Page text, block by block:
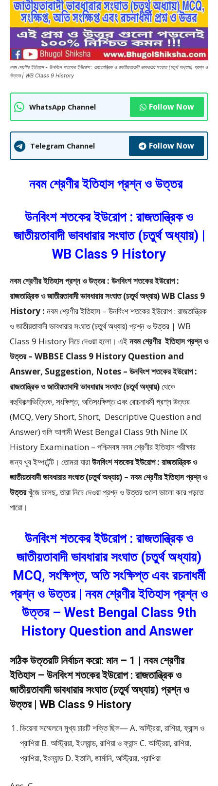
নবম শ্রেণীর ইতিহাস - উনবিংশ শতকের ইউরোপ : রাজতান্ত্রিক ও জাতীয়তাবাদী ভাবধারার সংঘাত (চতুর্থ অধ্যায়) প্রশ্ন ও
উত্তর | WB Class 9 History
WhatsApp Channel Follow Now
Telegram Channel Follow Now
নবম শ্রেণীর ইতিহাস প্রশ্ন ও উত্তর
উনবিংশ শতকের ইউরোপ : রাজতান্ত্রিক ও
জাতীয়তাবাদী ভাবধারার সংঘাত (চতুর্থ অধ্যায়) |
WB Class 9 History
নবম শ্রেণীর ইতিহাস প্রশ্ন ও উত্তর : উনবিংশ শতকের ইউরোপ :
রাজতান্ত্রিক ও জাতীয়তাবাদী ভাবধারার সংঘাত (চতুর্থ অধ্যায়) WB Class 9
History : নবম শ্রেণীর ইতিহাস – উনবিংশ শতকের ইউরোপ : রাজতান্ত্রিক
ও জাতীয়তাবাদী ভাবধারার সংঘাত (চতুর্থ অধ্যায়) প্রশ্ন ও উত্তর | WB
Class 9 Historyনিচে দেওয়া হলো। এইনবম শ্রেণীর ইতিহাস প্রশ্ন ও
উত্তর – WBBSE Class 9 History Question and
Answer, Suggestion, Notes – উনবিংশ শতকের ইউরোপ :
রাজতান্ত্রিক ও জাতীয়তাবাদী ভাবধারার সংঘাত (চতুর্থ অধ্যায়)থেকে
বহুবিকল্পভিত্তিক, সংক্ষিপ্ত, অতিসংক্ষিপ্ত এবং রোচনাধর্মী প্রশ্ন উত্তর
(MCQ, Very Short, Short, Descriptive Question and
Answer)গুলি আগামী West Bengal Class 9th Nine IX
History Examination – পশ্চিমবঙ্গ নবম শ্রেণীর ইতিহাস পরীক্ষার
জন্য খুব ইম্পর্টেন্ট। তোমরা যারাউনবিংশ শতকের ইউরোপ : রাজতান্ত্রিক ও
জাতীয়তাবাদী ভাবধারার সংঘাত (চতুর্থ অধ্যায়) – নবম শ্রেণীর ইতিহাস প্রশ্ন ও
উত্তরখুঁজে চলেছ, তারা নিচে দেওয়া প্রশ্ন ও উত্তর গুলো ভালো করে পড়তে
পারো।
উনবিংশ শতকের ইউরোপ : রাজতান্ত্রিক ও
জাতীয়তাবাদী ভাবধারার সংঘাত (চতুর্থ অধ্যায়)
MCQ, সংক্ষিপ্ত, অতি সংক্ষিপ্ত এবং রচনাধর্মী
প্রশ্ন ও উত্তর | নবম শ্রেণীর ইতিহাস প্রশ্ন ও
উত্তর – West Bengal Class 9th
History Question and Answer
সঠিক উত্তরটি নির্বাচন করো: মান – 1 | নবম শ্রেণীর
ইতিহাস – উনবিংশ শতকের ইউরোপ : রাজতান্ত্রিক ও
জাতীয়তাবাদী ভাবধারার সংঘাত (চতুর্থ অধ্যায়) প্রশ্ন ও
উত্তর | WB Class 9 History
ভিয়েনা সম্মেলনে মুখ্য চারটি শক্তি ছিল— A. অস্ট্রিয়া, রাশিয়া, ফ্রান্স ও
প্রাশিয়া B. অস্ট্রিয়া, ইংল্যান্ড, রাশিয়া ও ফ্রান্স C. অস্ট্রিয়া, রাশিয়া,
প্রাশিয়া, ইংল্যান্ড D. ইতালি, জার্মানি, অস্ট্রিয়া, প্রাশিয়া